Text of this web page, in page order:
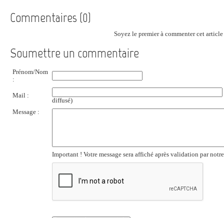
Commentaires (0)
Soyez le premier à commenter cet article
Soumettre un commentaire
Prénom/Nom
:
Mail :
diffusé)
Message :
Important ! Votre message sera affiché après validation par